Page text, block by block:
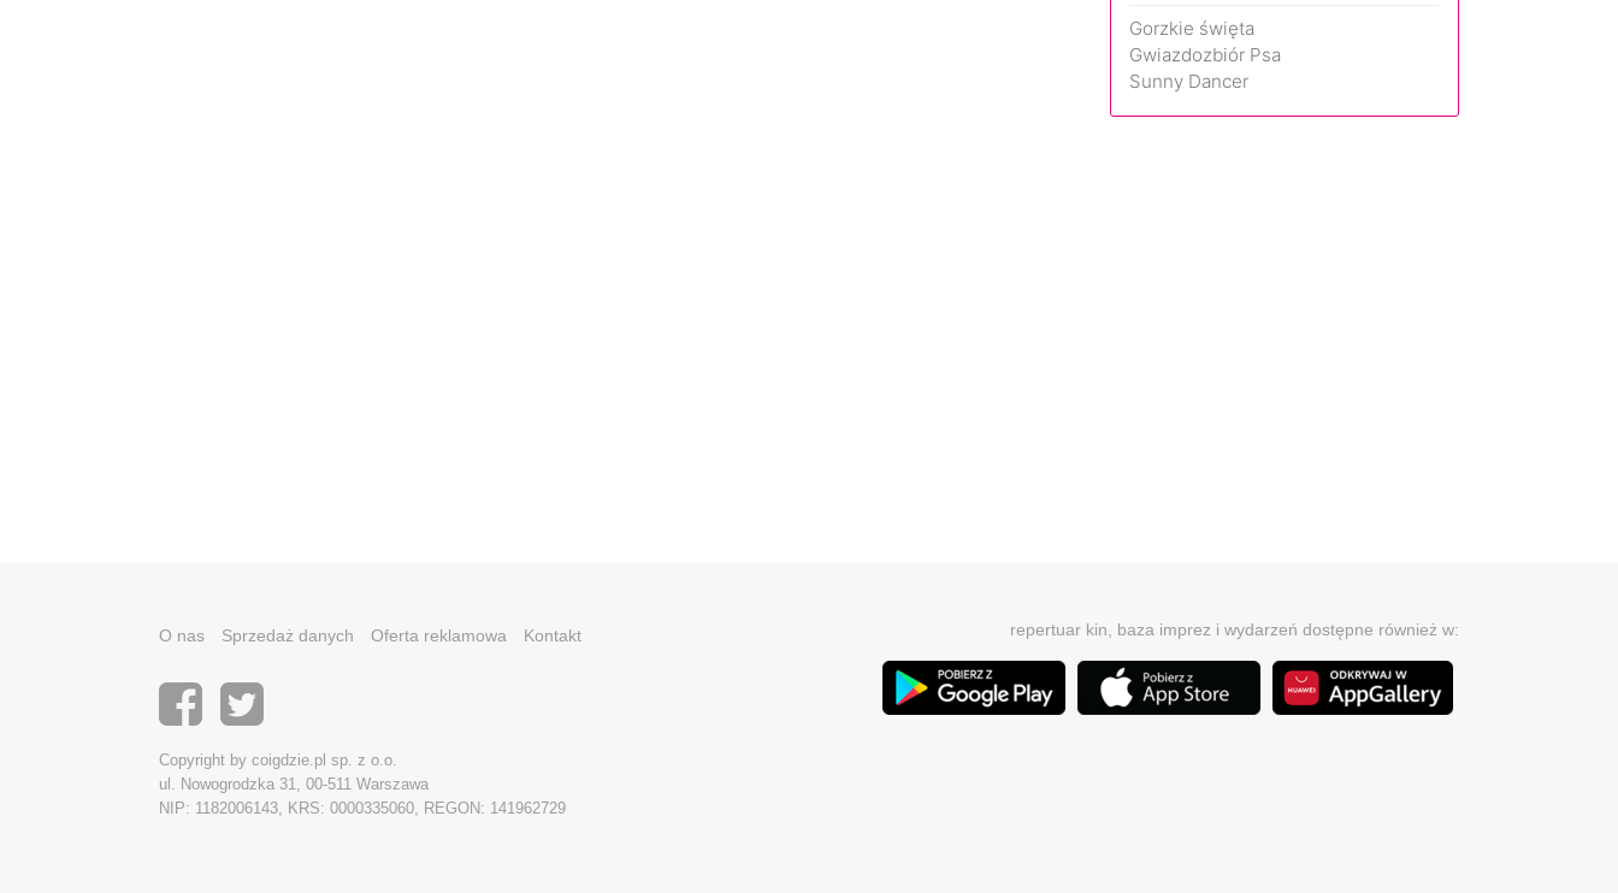
Gorzkie święta
Gwiazdozbiór Psa
Sunny Dancer
O nas Sprzedaż danych Oferta reklamowa Kontakt
Copyright by coigdzie.pl sp. z o.o.
ul. Nowogrodzka 31, 00-511 Warszawa
NIP: 1182006143, KRS: 0000335060, REGON: 141962729
repertuar kin, baza imprez i wydarzeń dostępne również w: